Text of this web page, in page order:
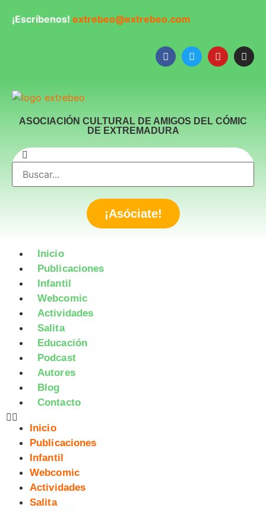
¡Escríbenos! extrebeo@extrebeo.com
ASOCIACIÓN CULTURAL DE AMIGOS DEL CÓMIC
DE EXTREMADURA
¡Asóciate!
Inicio
Publicaciones
Infantil
Webcomic
Actividades
Salita
Educación
Podcast
Autores
Blog
Contacto
Inicio
Publicaciones
Infantil
Webcomic
Actividades
Salita